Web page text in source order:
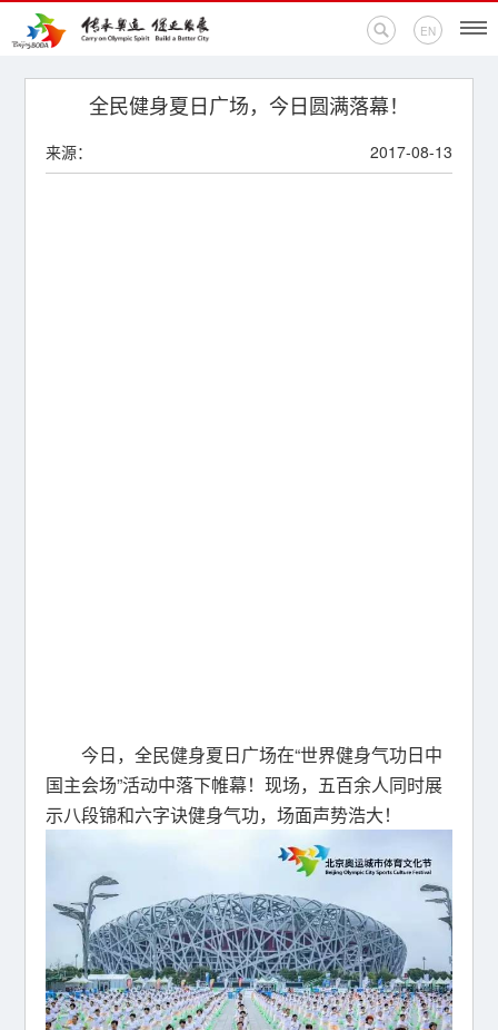
EN
首页
新闻中心
全民健身夏日广场，今日圆满落幕！
来源： 2017-08-13
今日，全民健身夏日广场在“世界健身气功日中
国主会场”活动中落下帷幕！现场，五百余人同时展
示八段锦和六字诀健身气功，场面声势浩大！